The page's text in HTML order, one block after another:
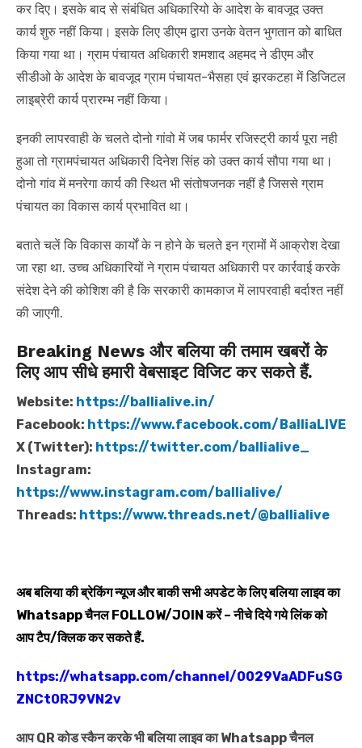
कर दिए। इसके बाद से संबंधित अधिकारियो के आदेश के बावजूद उक्त
कार्य शुरु नहीं किया। इसके लिए डीएम द्वारा उनके वेतन भुगतान को बाधित
किया गया था। ग्राम पंचायत अधिकारी शमशाद अहमद ने डीएम और
सीडीओ के आदेश के बावजूद ग्राम पंचायत-भैसहा एवं झरकटहा में डिजिटल
लाइब्रेरी कार्य प्रारम्भ नहीं किया।
इनकी लापरवाही के चलते दोनो गांवो में जब फार्मर रजिस्ट्री कार्य पूरा नही
हुआ तो ग्रामपंचायत अधिकारी दिनेश सिंह को उक्त कार्य सौपा गया था।
दोनो गांव में मनरेगा कार्य की स्थित भी संतोषजनक नहीं है जिससे ग्राम
पंचायत का विकास कार्य प्रभावित था।
बताते चलें कि विकास कार्यों के न होने के चलते इन ग्रामों में आक्रोश देखा
जा रहा था. उच्च अधिकारियों ने ग्राम पंचायत अधिकारी पर कार्रवाई करके
संदेश देने की कोशिश की है कि सरकारी कामकाज में लापरवाही बर्दाश्त नहीं
की जाएगी.
Breaking News और बलिया की तमाम खबरों के
लिए आप सीधे हमारी वेबसाइट विजिट कर सकते हैं.
Website: https://ballialive.in/
Facebook: https://www.facebook.com/BalliaLIVE
X (Twitter): https://twitter.com/ballialive_
Instagram:
https://www.instagram.com/ballialive/
Threads: https://www.threads.net/@ballialive
अब बलिया की ब्रेकिंग न्यूज और बाकी सभी अपडेट के लिए बलिया लाइव का
WhatsappचैनलFOLLOW/JOINकरें – नीचे दिये गये लिंक को
आप टैप/क्लिक कर सकते हैं.
https://whatsapp.com/channel/0029VaADFuSG
ZNCt0RJ9VN2v
आप QR कोड स्कैन करके भी बलिया लाइव का Whatsapp चैनल